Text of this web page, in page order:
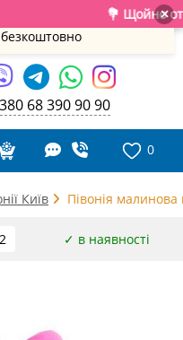
💐 Щойно ×
68 390 90 90
0
Київ Півонія
✓ в наявності